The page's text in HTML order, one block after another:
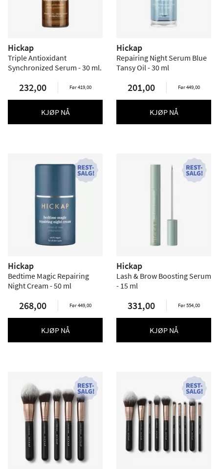
Hickap
Triple Antioxidant
Synchronized Serum - 30 ml.
232,00 Før 419,00
KJØP NÅ
Hickap
Repairing Night Serum Blue
Tansy Oil - 30 ml
201,00 Før 449,00
KJØP NÅ
Hickap
Bedtime Magic Repairing
Night Cream - 50 ml
268,00 Før 449,00
KJØP NÅ
Hickap
Lash & Brow Boosting Serum
- 15 ml
331,00 Før 554,00
KJØP NÅ